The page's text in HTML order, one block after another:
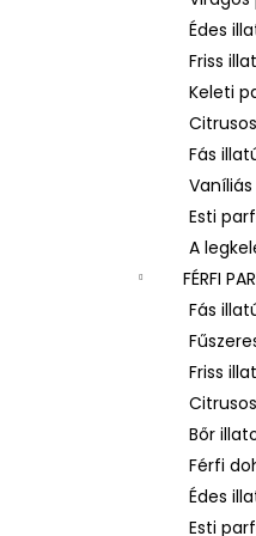
Édes
Friss
Keleti
Fás
Esti
A
FÉRFI
Fás
Friss
Bőr
Férfi
Édes
Esti
LATTAFA
Ft600